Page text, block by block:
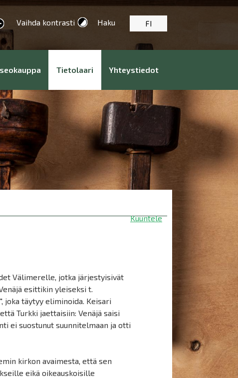
Vaihda kontrasti Haku FI
Tietolaari Yhteystiedot
Kuuntele
Välimerelle, jotka järjestyisivät
esittikin yleiseksi t.
joka täytyy eliminoida. Keisari
Turkki jaettaisiin: Venäjä saisi
ei suostunut suunnitelmaan ja otti
kirkon avaimesta, että sen
eikä oikeauskoisille